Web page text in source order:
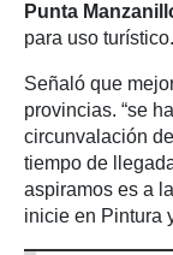
Punta
para uso turístico.
Señaló que
provincias. “se
circunvalación de
tiempo de
aspiramos es a
inicie en Pintura